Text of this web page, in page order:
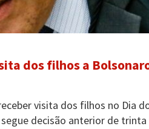
dos filhos a
visita dos filhos no Dia
decisão anterior de